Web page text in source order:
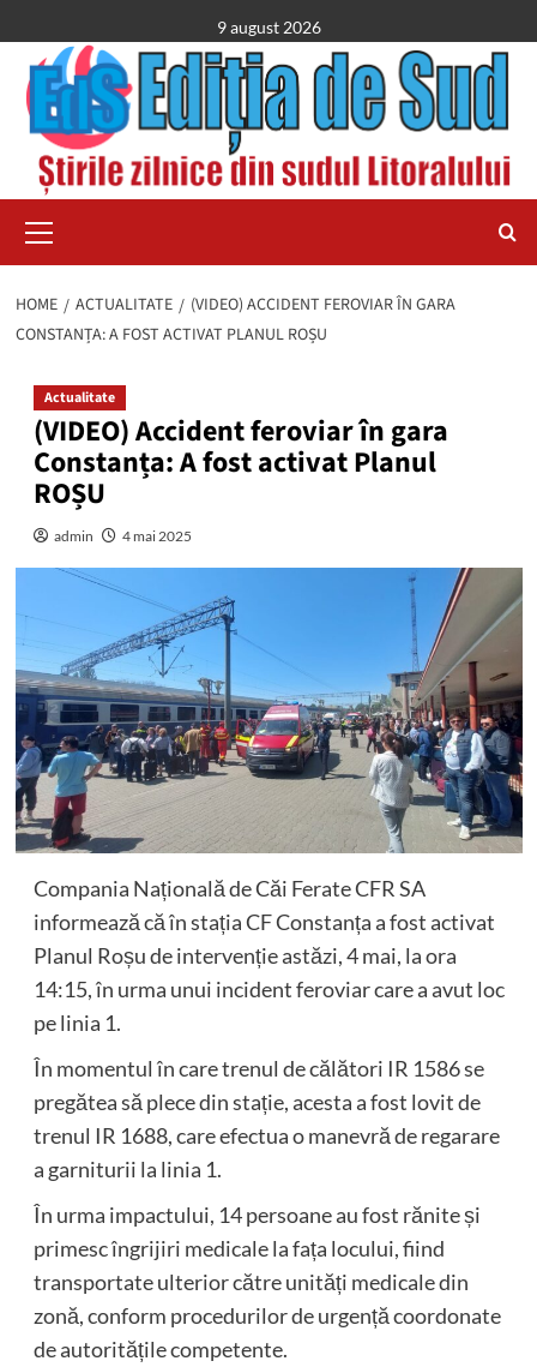
to
content
9 august 2026
Menu
HOME ACTUALITATE
(VIDEO) ACCIDENT FEROVIAR ÎN GARA
CONSTANȚA: A FOST ACTIVAT PLANUL ROȘU
Actualitate
(VIDEO) Accident feroviar în gara
Constanța: A fost activat Planul
ROȘU
admin 4 mai 2025
Compania Națională de Căi Ferate CFR SA
informează că în stația CF Constanța a fost activat
Planul Roșu de intervenție astăzi, 4 mai, la ora
14:15, în urma unui incident feroviar care a avut loc
pe linia 1.
În momentul în care trenul de călători IR 1586 se
pregătea să plece din stație, acesta a fost lovit de
trenul IR 1688, care efectua o manevră de regarare
a garniturii la linia 1.
În urma impactului, 14 persoane au fost rănite și
primesc îngrijiri medicale la fața locului, fiind
transportate ulterior către unități medicale din
zonă, conform procedurilor de urgență coordonate
de autoritățile competente.